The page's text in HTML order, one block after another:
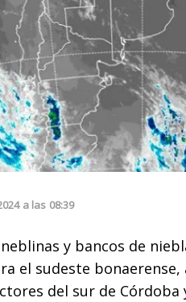
a las 08:39
y bancos de
el sudeste bonaerense,
del sur de